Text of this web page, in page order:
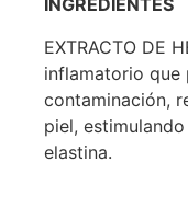
INGREDIENTES
EXTRACTO DE
inflamatorio que
contaminación,
piel,
elastina.